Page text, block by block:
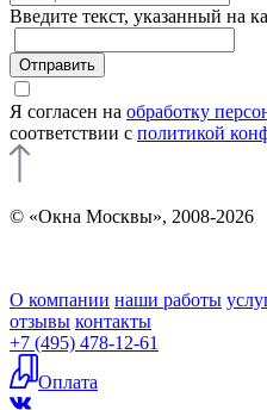
Введите текcт, указанный на
Отправить
Я согласен на обработку
соответствии с политикой
© «Окна Москвы», 2008-2026
О компании наши работы
отзывы контакты
+7 (495) 478-12-61
Оплата